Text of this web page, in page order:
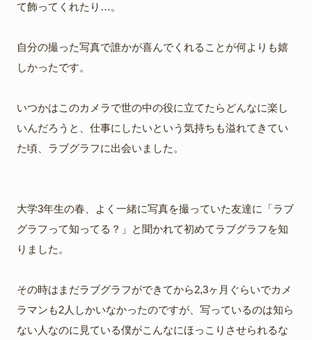
て飾ってくれたり…。
自分の撮った写真で誰かが喜んでくれることが何よりも嬉
しかったです。
いつかはこのカメラで世の中の役に立てたらどんなに楽し
いんだろうと、仕事にしたいという気持ちも溢れてきてい
た頃、ラブグラフに出会いました。
大学3年生の春、よく一緒に写真を撮っていた友達に「ラブ
グラフって知ってる？」と聞かれて初めてラブグラフを知
りました。
その時はまだラブグラフができてから2,3ヶ月ぐらいでカメ
ラマンも2人しかいなかったのですが、写っているのは知ら
ない人なのに見ている僕がこんなにほっこりさせられるな